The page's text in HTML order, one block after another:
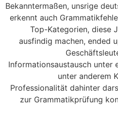
Bekanntermaßen, unsrige
erkennt auch
Top-Kategorien, diese
ausfindig machen, ended
Informationsaustausch unter
unter anderem
Professionalität dahinter
zur Grammatikprüfung